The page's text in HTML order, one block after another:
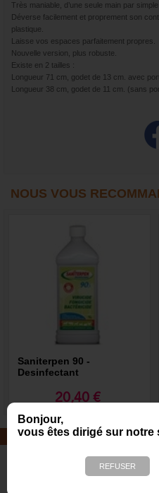
Bonjour,
vous êtes dirigé sur notre
Très maniable, d’une seule main par
Déverse facilement et proprement son
plastique.
Laisse vos espaces parfaitement propres.
Nouvelle version, plus robuste.
Existe en 2 tailles :
Longueur 71 cm, godet de 13 cm. avec
Longueur 38 cm, godet de 11 cm. (sans
NOUS VOUS
Saniterpen 90 -
Desinfectant
20,40 €
JOUETS EN CORDE
des